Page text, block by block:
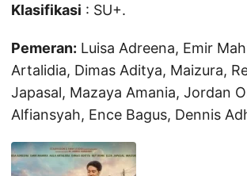
Klasifikasi : SU+.
Pemeran: Luisa Adreena, Emir
Artalidia, Dimas Aditya, Maizura,
Japasal, Mazaya Amania, Jordan
Alfiansyah, Ence Bagus, Dennis